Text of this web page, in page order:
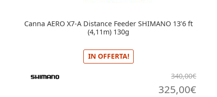
Canna AERO X7-A Distance Feeder SHIMANO 13’6 ft
(4,11m) 130g
IN OFFERTA!
340,00€
325,00€Il